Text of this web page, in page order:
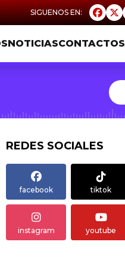
NOTICIASCONTACTOS
REDES SOCIALES
facebook tiktok
instagram youtube